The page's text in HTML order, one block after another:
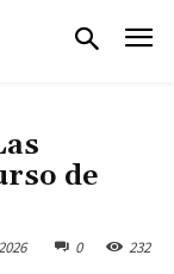
de
0 232